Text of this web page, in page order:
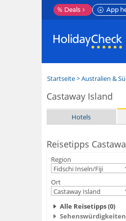
% Deals App
Startseite>Australien &
Castaway Island
Hotels
Reisetipps
Region
Ort
Alle Reisetipps (0)
Sehenswürdigkeiten